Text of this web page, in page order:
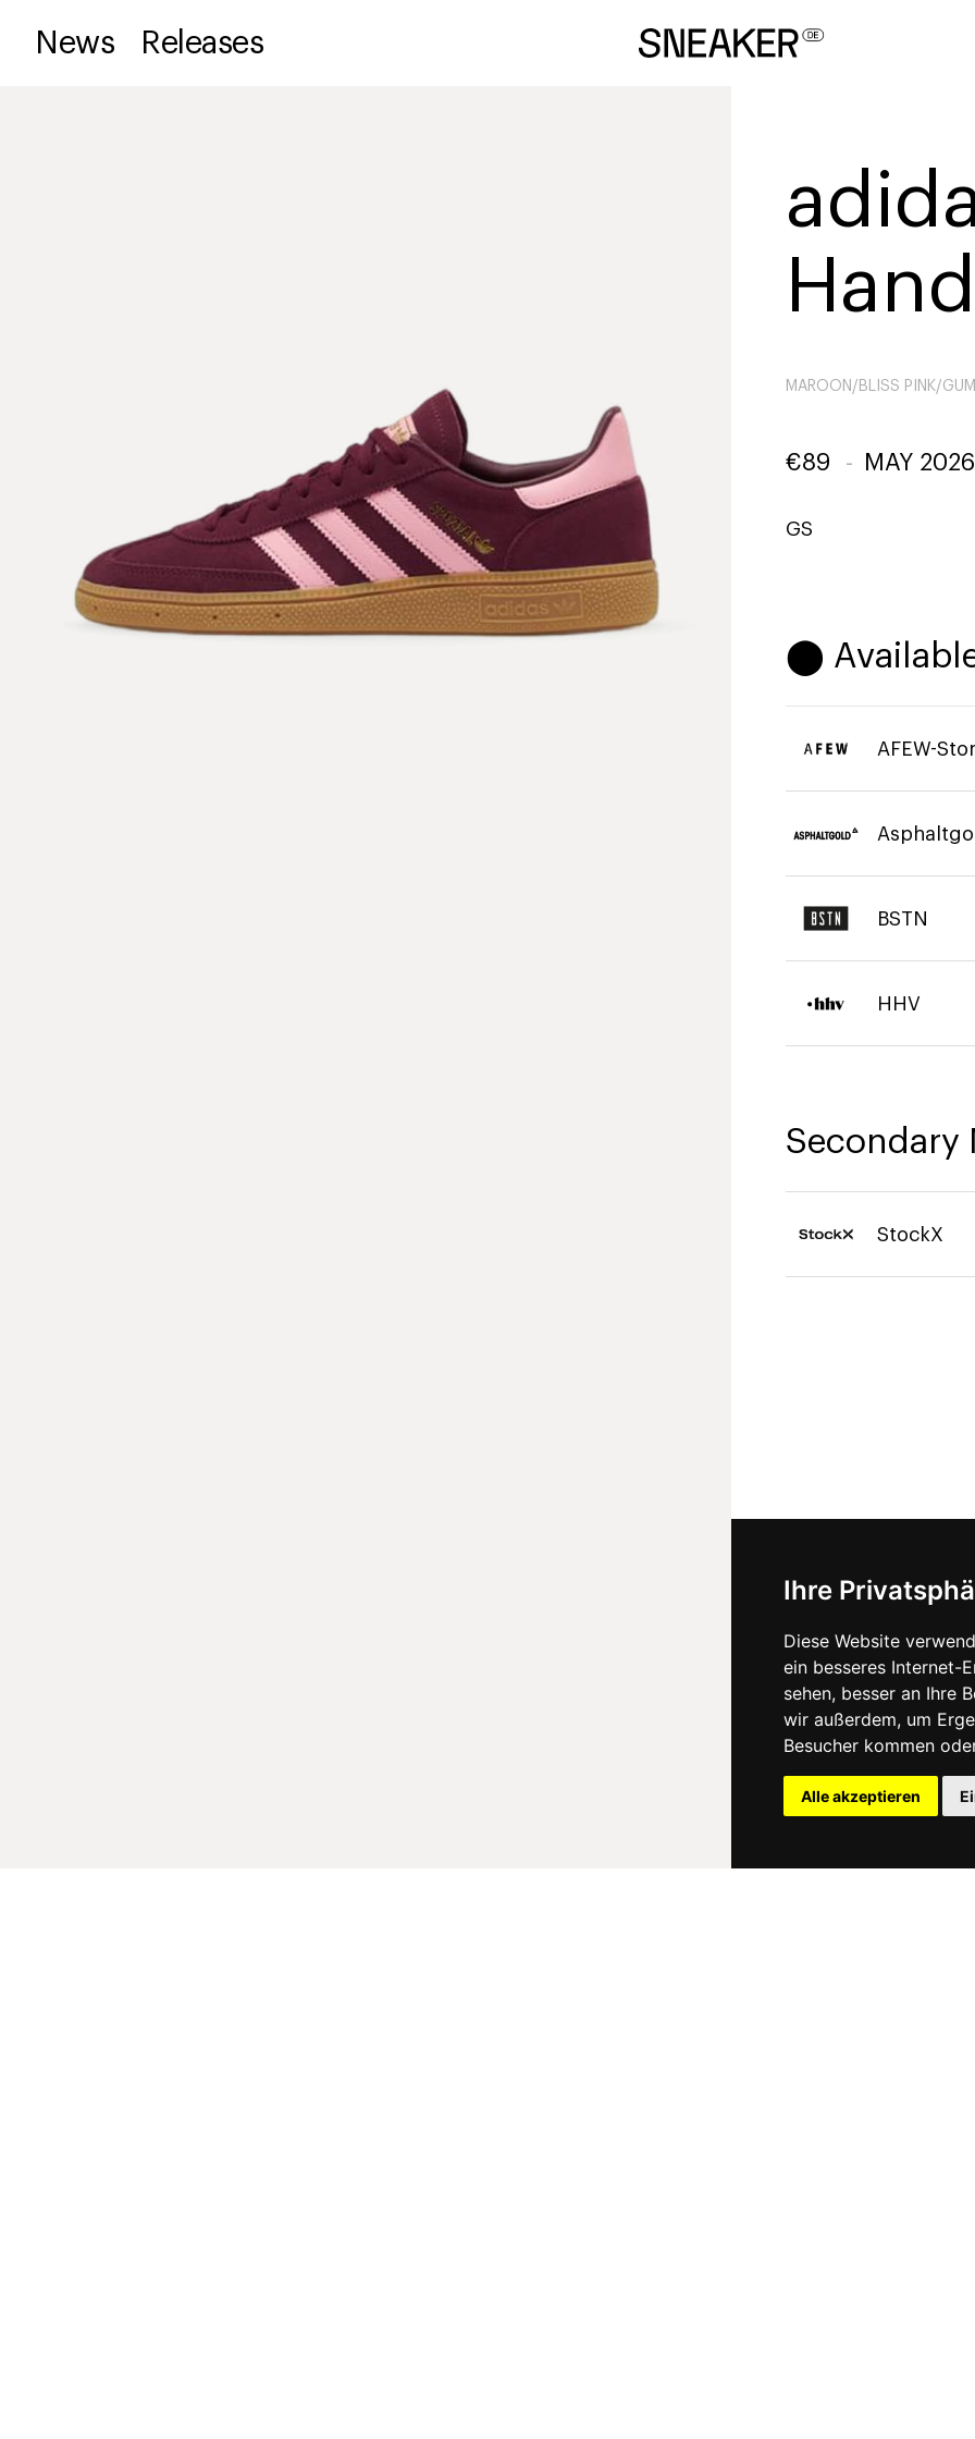
Ihre
Diese Website
ein besseres Internet-
sehen, besser an Ihre
wir außerdem, um
Besucher kommen
Alle akzeptieren
News Releases
MAROON/BLISS PINK/
€89 - MAY 2026
GS
⬤
AFEW-
BSTN
HHV
Secondary
StockX